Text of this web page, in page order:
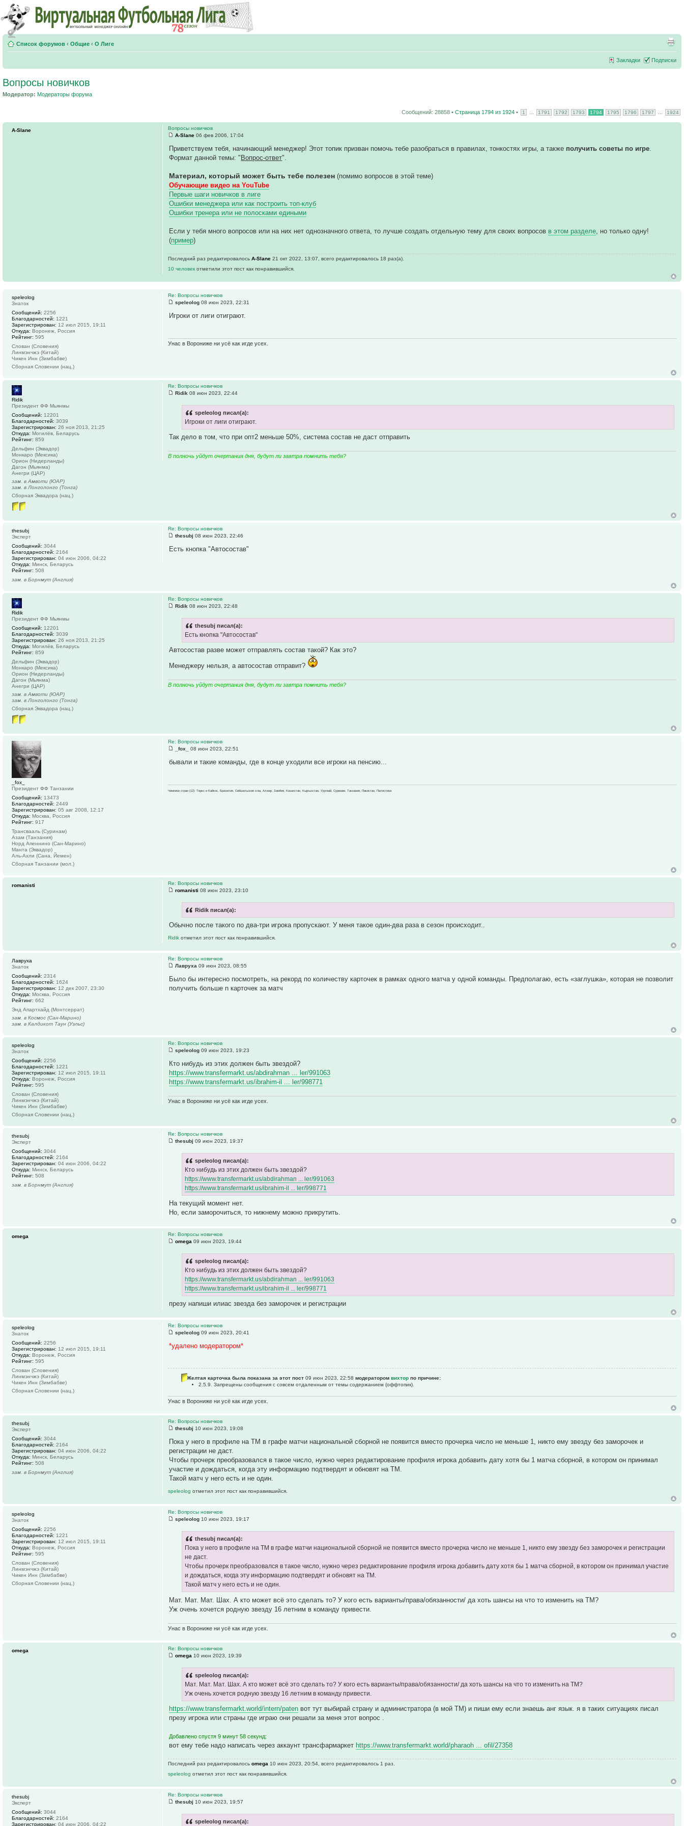
Список форумов ‹ Общие ‹ О Лиге
Закладки Подписки
Вопросы новичков
Модератор: Модераторы форума
Сообщений: 28858 • Страница 1794 из 1924 • 1 1791 1792 1793 1794 1795 1796 1797 1924
Вопросы новичков
A-Slane 06 фев 2006, 17:04
Приветствуем тебя, начинающий менеджер! Этот топик призван помочь тебе разобраться в правилах, тонкостях игры, а также получить советы по игре
Формат данной темы: "Вопрос-ответ".
Материал, который может быть тебе полезен (помимо вопросов в этой теме)
Обучающие видео на YouTube
Первые шаги новичков в лиге
Ошибки менеджера или как построить топ-клуб
Ошибки тренера или не полосками едиными
Если у тебя много вопросов или на них нет однозначного ответа, то лучше создать отдельную тему для своих вопросов в этом разделе , но только одну!
(пример)
Последний раз редактировалосьA-Slane 21 окт 2022, 13:07, всего редактировалось 18 раз(а).
10 человекотметили этот пост как понравившийся.
A-Slane
Re: Вопросы новичков
speleolog 08 июн 2023, 22:31
Игроки от лиги отиграют.
Унас в Ворониже ни усё как игде усех.
speleolog
Знаток
Сообщений: 2256
Благодарностей: 1221
Зарегистрирован: 12 июл 2015, 19:11
Откуда: Воронеж, Россия
Рейтинг: 595
Слован (Словения)
Линмэнчжэ (Китай)
Чикен Инн (Зимбабве)
Сборная Словении (нац.)
Re: Вопросы новичков
Ridik 08 июн 2023, 22:44
speleolog писал(а):
Игроки от лиги отиграют.
Так дело в том, что при опт2 меньше 50%, система состав не даст отправить
В полночь уйдут очертания дня, будут ли завтра помнить тебя?
Ridik
Президент ФФ Мьянмы
Сообщений: 12201
Благодарностей: 3039
Зарегистрирован: 26 ноя 2013, 21:25
Откуда: Могилёв, Беларусь
Рейтинг: 859
Дельфин (Эквадор)
Монкаро (Мексика)
Орион (Нидерланды)
Дагон (Мьянма)
Анегри (ЦАР)
зам. в Амвоти (ЮАР)
зам. в Лонголонго (Тонга)
Сборная Эквадора (нац.)
Re: Вопросы новичков
thesubj 08 июн 2023, 22:46
Есть кнопка "Автосостав"
thesubj
Эксперт
Сообщений: 3044
Благодарностей: 2164
Зарегистрирован: 04 июн 2006, 04:22
Откуда: Минск, Беларусь
Рейтинг: 508
зам. в Борнмут (Англия)
Re: Вопросы новичков
Ridik 08 июн 2023, 22:48
thesubj писал(а):
Есть кнопка "Автосостав"
Автосостав разве может отправлять состав такой? Как это?
Менеджеру нельзя, а автосостав отправит?
В полночь уйдут очертания дня, будут ли завтра помнить тебя?
Ridik
Президент ФФ Мьянмы
Сообщений: 12201
Благодарностей: 3039
Зарегистрирован: 26 ноя 2013, 21:25
Откуда: Могилёв, Беларусь
Рейтинг: 859
Дельфин (Эквадор)
Монкаро (Мексика)
Орион (Нидерланды)
Дагон (Мьянма)
Анегри (ЦАР)
зам. в Амвоти (ЮАР)
зам. в Лонголонго (Тонга)
Сборная Эквадора (нац.)
Re: Вопросы новичков
_fox_
08 июн 2023, 22:51
бывали и такие команды, где в конце уходили все игроки на пенсию...
Чемпион стран (12): Теркс и Кайкос, Бразилия, Сейшельские о-ва, Алжир, Замбия, Казахстан, Кыргызстан, Уругвай, Суринам, Танзания, Пакистан, Палестина
_fox_
Президент ФФ Танзании
Сообщений: 13473
Благодарностей: 2449
Зарегистрирован: 05 авг 2008, 12:17
Откуда: Москва, Россия
Рейтинг: 917
Трансвааль (Суринам)
Азам (Танзания)
Норд Апеннино (Сан-Марино)
Манта (Эквадор)
Аль-Ахли (Сана, Йемен)
Сборная Танзании (мол.)
Re: Вопросы новичков
romanisti 08 июн 2023, 23:10
Ridik писал(а):
Обычно после такого по два-три игрока пропускают. У меня такое один-два раза в сезон происходит..
Ridikотметил этот пост как понравившийся.
romanisti
Re: Вопросы новичков
Лавруха 09 июн 2023, 08:55
Было бы интересно посмотреть, на рекорд по количеству карточек в рамках одного матча у одной команды. Предполагаю, есть «заглушка», которая не позволит
получить больше n карточек за матч
Лавруха
Знаток
Сообщений: 2314
Благодарностей: 1624
Зарегистрирован: 12 дек 2007, 23:30
Откуда: Москва, Россия
Рейтинг: 662
Энд Апартхайд (Монтсеррат)
зам. в Космос (Сан-Марино)
зам. в Калдикот Таун (Уэльс)
Re: Вопросы новичков
speleolog 09 июн 2023, 19:23
Кто нибудь из этих должен быть звездой?
https://www.transfermarkt.us/abdirahman ... ler/991063
https://www.transfermarkt.us/ibrahim-il ... ler/998771
Унас в Ворониже ни усё как игде усех.
speleolog
Знаток
Сообщений: 2256
Благодарностей: 1221
Зарегистрирован: 12 июл 2015, 19:11
Откуда: Воронеж, Россия
Рейтинг: 595
Слован (Словения)
Линмэнчжэ (Китай)
Чикен Инн (Зимбабве)
Сборная Словении (нац.)
Re: Вопросы новичков
thesubj 09 июн 2023, 19:37
speleolog писал(а):
Кто нибудь из этих должен быть звездой?
https://www.transfermarkt.us/abdirahman ... ler/991063
https://www.transfermarkt.us/ibrahim-il ... ler/998771
На текущий момент нет.
Но, если заморочиться, то нижнему можно прикрутить.
thesubj
Эксперт
Сообщений: 3044
Благодарностей: 2164
Зарегистрирован: 04 июн 2006, 04:22
Откуда: Минск, Беларусь
Рейтинг: 508
зам. в Борнмут (Англия)
Re: Вопросы новичков
omega 09 июн 2023, 19:44
speleolog писал(а):
Кто нибудь из этих должен быть звездой?
https://www.transfermarkt.us/abdirahman ... ler/991063
https://www.transfermarkt.us/ibrahim-il ... ler/998771
презу напиши илиас звезда без заморочек и регистрации
omega
Re: Вопросы новичков
speleolog 09 июн 2023, 20:41
*удалено модератором*
Желтая карточка была показана за этот пост09 июн 2023, 22:58 модераторомвихтор по причине:
2.5.9. Запрещены сообщения с совсем отдаленным от темы содержанием (оффтопик).
Унас в Ворониже ни усё как игде усех.
speleolog
Знаток
Сообщений: 2256
Зарегистрирован: 12 июл 2015, 19:11
Откуда: Воронеж, Россия
Рейтинг: 595
Слован (Словения)
Линмэнчжэ (Китай)
Чикен Инн (Зимбабве)
Сборная Словении (нац.)
Re: Вопросы новичков
thesubj 10 июн 2023, 19:08
Пока у него в профиле на ТМ в графе матчи национальной сборной не появится вместо прочерка число не меньше 1, никто ему звезду без заморочек и
регистрации не даст.
Чтобы прочерк преобразовался в такое число, нужно через редактирование профиля игрока добавить дату хотя бы 1 матча сборной, в котором он принимал
участие и дождаться, когда эту информацию подтвердят и обновят на ТМ.
Такой матч у него есть и не один.
speleologотметил этот пост как понравившийся.
thesubj
Эксперт
Сообщений: 3044
Благодарностей: 2164
Зарегистрирован: 04 июн 2006, 04:22
Откуда: Минск, Беларусь
Рейтинг: 508
зам. в Борнмут (Англия)
Re: Вопросы новичков
speleolog 10 июн 2023, 19:17
thesubj писал(а):
Пока у него в профиле на ТМ в графе матчи национальной сборной не появится вместо прочерка число не меньше 1, никто ему звезду без заморочек и регистрации
не даст.
Чтобы прочерк преобразовался в такое число, нужно через редактирование профиля игрока добавить дату хотя бы 1 матча сборной, в котором он принимал участие
и дождаться, когда эту информацию подтвердят и обновят на ТМ.
Такой матч у него есть и не один.
Мат. Мат. Мат. Шах. А кто может всё это сделать то? У кого есть варианты/права/обязанности/ да хоть шансы на что то изменить на ТМ?
Уж очень хочется родную звезду 16 летним в команду привести.
Унас в Ворониже ни усё как игде усех.
speleolog
Знаток
Сообщений: 2256
Благодарностей: 1221
Зарегистрирован: 12 июл 2015, 19:11
Откуда: Воронеж, Россия
Рейтинг: 595
Слован (Словения)
Линмэнчжэ (Китай)
Чикен Инн (Зимбабве)
Сборная Словении (нац.)
Re: Вопросы новичков
omega 10 июн 2023, 19:39
speleolog писал(а):
Мат. Мат. Мат. Шах. А кто может всё это сделать то? У кого есть варианты/права/обязанности/ да хоть шансы на что то изменить на ТМ?
Уж очень хочется родную звезду 16 летним в команду привести.
https://www.transfermarkt.world/intern/paten вот тут выбирай страну и администратора (в мой TM) и пиши ему если знаешь анг язык. я в таких ситуациях писал
презу игрока или страны где играю они решали за меня этот вопрос .
Добавлено спустя 9 минут 58 секунд:
вот ему тебе надо написать через аккаунт трансфармаркет https://www.transfermarkt.world/pharaoh ... ofil/27358
Последний раз редактировалосьomega 10 июн 2023, 20:54, всего редактировалось 1 раз.
speleologотметил этот пост как понравившийся.
omega
Re: Вопросы новичков
thesubj 10 июн 2023, 19:57
speleolog писал(а):
thesubj
Эксперт
Сообщений: 3044
Благодарностей: 2164
Зарегистрирован: 04 июн 2006, 04:22